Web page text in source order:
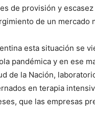
de provisión y
de un mercado
esta situación se
pandémica y en ese
de la Nación,
en terapia
que las empresas